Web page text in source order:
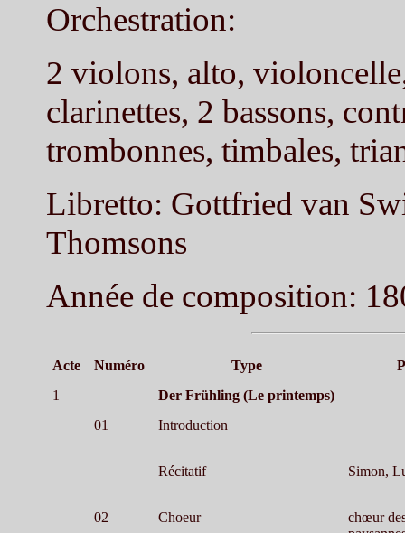
Orchestration:
2 violons, alto,
clarinettes, 2 bassons,
trombonnes, timbales,
Libretto: Gottfried van
Thomsons
Année de composition:
Acte Numéro Type
1
Der Frühling (Le printemps)
01
Introduction
Récitatif Simon,
02 Choeur
chœur